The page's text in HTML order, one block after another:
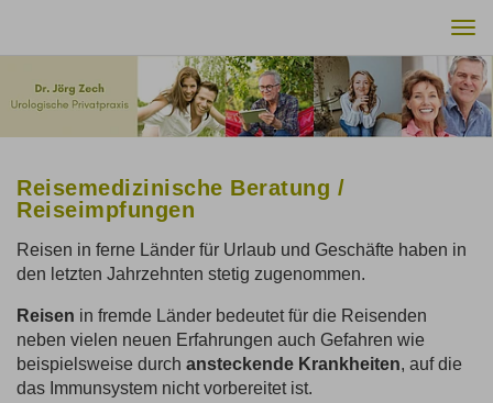
Reisemedizinische Beratung /
Reiseimpfungen
Reisen in ferne Länder für Urlaub und Geschäfte haben in
den letzten Jahrzehnten stetig zugenommen.
Reisen in fremde Länder bedeutet für die Reisenden
neben vielen neuen Erfahrungen auch Gefahren wie
beispielsweise durch ansteckende Krankheiten, auf die
das Immunsystem nicht vorbereitet ist.